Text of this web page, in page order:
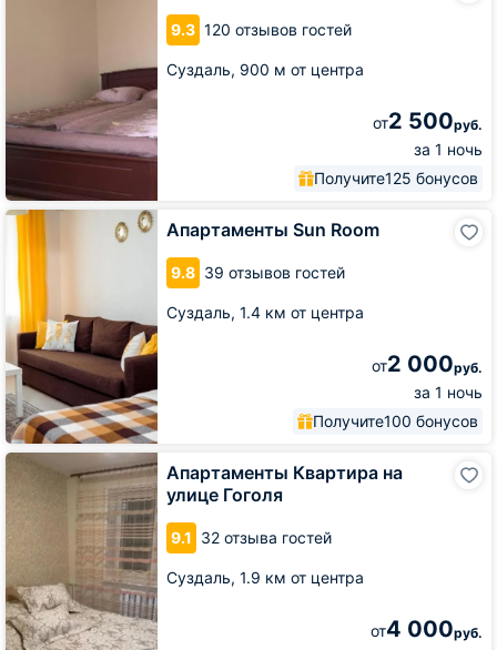
9.3 120 отзывов гостей
Суздаль, 900 м от центра
от2 500руб.
за 1 ночь
Получите125 бонусов
Апартаменты Sun Room
9.8 39 отзывов гостей
Суздаль, 1.4 км от центра
от2 000руб.
за 1 ночь
Получите100 бонусов
Апартаменты
Sun
Room
Апартаменты Квартира на
улице Гоголя
9.1 32 отзыва гостей
Суздаль, 1.9 км от центра
от4 000руб.
Апартаменты
Квартира
на
улице
Гоголя